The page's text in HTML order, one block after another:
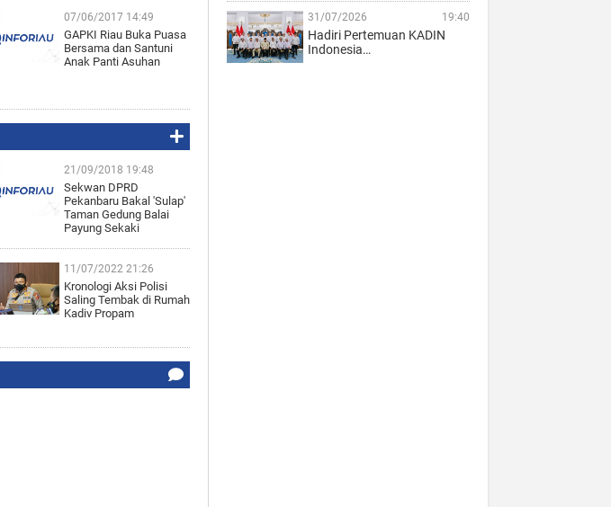
07/06/2017 14:49
GAPKI Riau Buka Puasa
Bersama dan Santuni
Anak Panti Asuhan
21/09/2018 19:48
Sekwan DPRD
Pekanbaru Bakal 'Sulap'
Taman Gedung Balai
Payung Sekaki
11/07/2022 21:26
Kronologi Aksi Polisi
Saling Tembak di Rumah
Kadiv Propam
31/07/2026 19:40
Hadiri Pertemuan KADIN
Indonesia…